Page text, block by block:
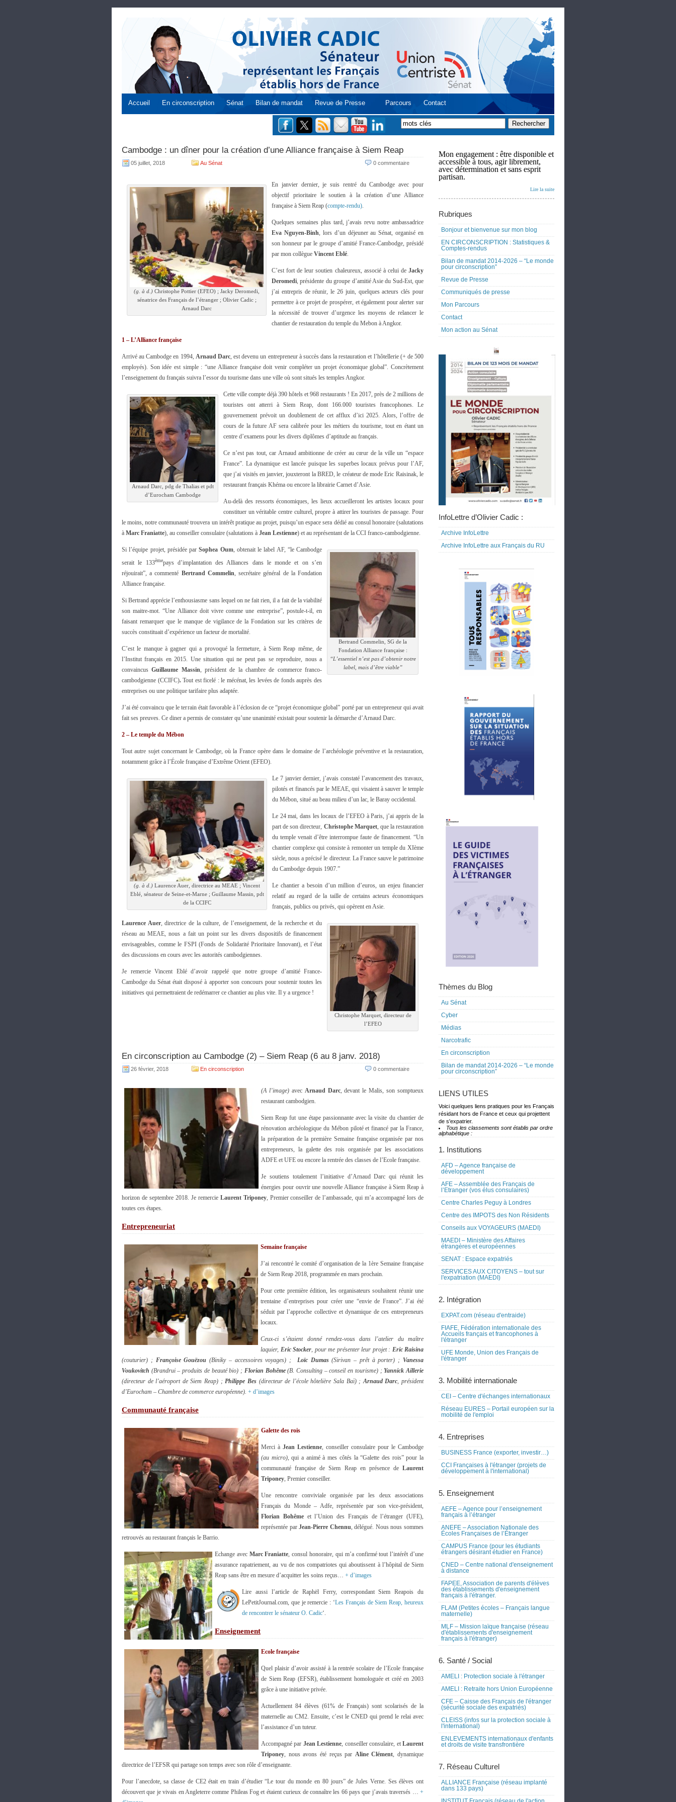
Accueil En circonscription Sénat Bilan de mandat Revue de Presse Parcours Contact
Cambodge : un dîner pour la création d’une Alliance française à Siem Reap
05 juillet, 2018 Au Sénat 0 commentaire
(g. à d.) Christophe Pottier (EFEO) ; Jacky Deromedi,
sénatrice des Français de l’étranger ; Olivier Cadic ;
Arnaud Darc
En janvier dernier, je suis rentré du Cambodge avec pour
objectif prioritaire le soutien à la création d’une Alliance
française à Siem Reap (compte-rendu).
Quelques semaines plus tard, j’avais revu notre ambassadrice
Eva Nguyen-Binh, lors d’un déjeuner au Sénat, organisé en
son honneur par le groupe d’amitié France-Cambodge, présidé
par mon collègue Vincent Eblé.
C’est fort de leur soutien chaleureux, associé à celui de Jacky
Deromedi, présidente du groupe d’amitié Asie du Sud-Est, que
j’ai entrepris de réunir, le 26 juin, quelques acteurs clés pour
permettre à ce projet de prospérer, et également pour alerter sur
la nécessité de trouver d’urgence les moyens de relancer le
chantier de restauration du temple du Mebon à Angkor.
1 – L’Alliance française
Arrivé au Cambodge en 1994, Arnaud Darc, est devenu un entrepreneur à succès dans la restauration et l’hôtellerie (+ de 500
employés). Son idée est simple : “une Alliance française doit venir compléter un projet économique global”. Concrètement
l’enseignement du français suivra l’essor du tourisme dans une ville où sont situés les temples Angkor.
Arnaud Darc, pdg de Thalias et pdt
d’Eurocham Cambodge
Cette ville compte déjà 390 hôtels et 968 restaurants ! En 2017, près de 2 millions de
touristes ont atterri à Siem Reap, dont 166.000 touristes francophones. Le
gouvernement prévoit un doublement de cet afflux d’ici 2025. Alors, l’offre de
cours de la future AF sera calibrée pour les métiers du tourisme, tout en étant un
centre d’examens pour les divers diplômes d’aptitude au français.
Ce n’est pas tout, car Arnaud ambitionne de créer au cœur de la ville un “espace
France”. La dynamique est lancée puisque les superbes locaux prévus pour l’AF,
que j’ai visités en janvier, jouxteront la BRED, le créateur de mode Eric Raisinak, le
restaurant français Khéma ou encore la librairie Carnet d’Asie.
Au-delà des ressorts économiques, les lieux accueilleront les artistes locaux pour
constituer un véritable centre culturel, propre à attirer les touristes de passage. Pour
le moins, notre communauté trouvera un intérêt pratique au projet, puisqu’un espace sera dédié au consul honoraire (salutations
à Marc Franiatte), au conseiller consulaire (salutations à Jean Lestienne) et au représentant de la CCI franco-cambodgienne.
Bertrand Commelin, SG de la
Fondation Alliance française :
“L’essentiel n’est pas d’obtenir notre
label, mais d’être viable”
Si l’équipe projet, présidée parSophea Oum, obtenait le label AF, “le Cambodge
serait le 133èmepays d’implantation des Alliances dans le monde et on s’en
réjouirait”, a commenté Bertrand Commelin, secrétaire général de la Fondation
Alliance française.
Si Bertrand apprécie l’enthousiasme sans lequel on ne fait rien, il a fait de la viabilité
son maitre-mot. “Une Alliance doit vivre comme une entreprise”, postule-t-il, en
faisant remarquer que le manque de vigilance de la Fondation sur les critères de
succès constituait d’expérience un facteur de mortalité.
C’est le manque à gagner qui a provoqué la fermeture, à Siem Reap même, de
l’Institut français en 2015. Une situation qui ne peut pas se reproduire, nous a
convaincusGuillaume Massin, président de la chambre de commerce franco-
cambodgienne (CCIFC).Tout est ficelé : le mécénat, les levées de fonds auprès des
entreprises ou une politique tarifaire plus adaptée.
J’ai été convaincu que le terrain était favorable à l’éclosion de ce “projet économique global” porté par un entrepreneur qui avait
fait ses preuves. Ce diner a permis de constater qu’une unanimité existait pour soutenir la démarche d’Arnaud Darc.
2 – Le temple du Mébon
Tout autre sujet concernant le Cambodge, où la France opère dans le domaine de l’archéologie préventive et la restauration,
notamment grâce à l’École française d’Extrême Orient (EFEO).
(g. à d.) Laurence Auer, directrice au MEAE ; Vincent
Eblé, sénateur de Seine-et-Marne ; Guillaume Massin, pdt
de la CCIFC
Le 7 janvier dernier, j’avais constaté l’avancement des travaux,
pilotés et financés par le MEAE, qui visaient à sauver le temple
du Mébon, situé au beau milieu d’un lac, le Baray occidental.
Le 24 mai, dans les locaux de l’EFEO à Paris, j’ai appris de la
part de son directeur, Christophe Marquet, que la restauration
du temple venait d’être interrompue faute de financement. “Un
chantier complexe qui consiste à remonter un temple du XIème
siècle, nous a précisé le directeur. La France sauve le patrimoine
du Cambodge depuis 1907.”
Le chantier a besoin d’un million d’euros, un enjeu financier
relatif au regard de la taille de certains acteurs économiques
français, publics ou privés, qui opèrent en Asie.
Christophe Marquet, directeur de
l’EFEO
Laurence Auer, directrice de la culture, de l’enseignement, de la recherche et du
réseau au MEAE, nous a fait un point sur les divers dispositifs de financement
envisageables, comme le FSPI (Fonds de Solidarité Prioritaire Innovant), et l’état
des discussions en cours avec les autorités cambodgiennes.
Je remercie Vincent Eblé d’avoir rappelé que notre groupe d’amitié France-
Cambodge du Sénat était disposé à apporter son concours pour soutenir toutes les
initiatives qui permettraient de redémarrer ce chantier au plus vite. Il y a urgence !
En circonscription au Cambodge (2) – Siem Reap (6 au 8 janv. 2018)
26 février, 2018 En circonscription 0 commentaire
(A l’image)avec Arnaud Darc, devant le Malis, son somptueux
restaurant cambodgien.
Siem Reap fut une étape passionnante avec la visite du chantier de
rénovation archéologique du Mébon piloté et financé par la France,
la préparation de la première Semaine française organisée par nos
entrepreneurs, la galette des rois organisée par les associations
ADFE et UFE ou encore la rentrée des classes de l’Ecole française.
Je soutiens totalement l’initiative d’Arnaud Darc qui réunit les
énergies pour ouvrir une nouvelle Alliance française à Siem Reap à
horizon de septembre 2018. Je remercie Laurent Triponey, Premier conseiller de l’ambassade, qui m’a accompagné lors de
toutes ces étapes.
Entrepreneuriat
Semaine française
J’ai rencontré le comité d’organisation de la 1ère Semaine française
de Siem Reap 2018, programmée en mars prochain.
Pour cette première édition, les organisateurs souhaitent réunir une
trentaine d’entreprises pour créer une “envie de France”. J’ai été
séduit par l’approche collective et dynamique de ces entrepreneurs
locaux.
Ceux-ci s’étaient donné rendez-vous dans l’atelier du maître
laquier, Eric Stocker, pour me présenter leur projet : Eric Raisina
(couturier) ; Françoise Gouëzou (Biniky – accessoires voyages) ; Loïc Dumas(Sirivan – prêt à porter) ;Vanessa
Voukovitch (Brandrui – produits de beauté bio) ; Florian Bohême(B. Consulting – conseil en tourisme) ;Yannick Aillerie
(directeur de l’aéroport de Siem Reap) ;Philippe Bes(directeur de l’école hôtelière Sala Baï) ;Arnaud Darc, président
d’Eurocham – Chambre de commerce européenne). + d’images
Communauté française
Galette des rois
Merci à Jean Lestienne, conseiller consulaire pour le Cambodge
(au micro), qui a animé à mes côtés la “Galette des rois” pour la
communauté française de Siem Reap en présence de Laurent
Triponey, Premier conseiller.
Une rencontre conviviale organisée par les deux associations
Français du Monde – Adfe, représentée par son vice-président,
Florian Bohêmeet l’Union des Français de l’étranger (UFE),
représentée parJean-Pierre Chennu, délégué. Nous nous sommes
retrouvés au restaurant français le Barrio.
Echange avec Marc Franiatte, consul honoraire, qui m’a confirmé tout l’intérêt d’une
assurance rapatriement, au vu de nos compatriotes qui aboutissent à l’hôpital de Siem
Reap sans être en mesure d’acquitter les soins reçus… + d’images
Lire aussi l’article de Raphël Ferry, correspondant Siem Reapois du
LePetitJournal.com, que je remercie : ‘Les Français de Siem Reap, heureux
de rencontrer le sénateur O. Cadic‘.
Enseignement
Ecole française
Quel plaisir d’avoir assisté à la rentrée scolaire de l’Ecole française
de Siem Reap (EFSR), établissement homologuée et créé en 2003
grâce à une initiative privée.
Actuellement 84 élèves (61% de Français) sont scolarisés de la
maternelle au CM2. Ensuite, c’est le CNED qui prend le relai avec
l’assistance d’un tuteur.
Accompagné par Jean Lestienne, conseiller consulaire, etLaurent
Triponey, nous avons été reçus par Aline Clément, dynamique
directrice de l’EFSR qui partage son temps avec son rôle d’enseignante.
Pour l’anecdote, sa classe de CE2 était en train d’étudier “Le tour du monde en 80 jours” de Jules Verne. Ses élèves ont
découvert que je vivais en Angleterre comme Phileas Fog et étaient curieux de connaître les 66 pays que j’avais traversés … +
Mon engagement : être disponible et
accessible à tous, agir librement,
avec détermination et sans esprit
partisan.
Lire la suite
Rubriques
Bonjour et bienvenue sur mon blog
EN CIRCONSCRIPTION : Statistiques &
Comptes-rendus
Bilan de mandat 2014-2026 – “Le monde
pour circonscription”
Revue de Presse
Communiqués de presse
Mon Parcours
Contact
Mon action au Sénat
InfoLettre d’Olivier Cadic :
Archive InfoLettre
Archive InfoLettre aux Français du RU
Thèmes du Blog
Au Sénat
Cyber
Médias
Narcotrafic
En circonscription
Bilan de mandat 2014-2026 – “Le monde
pour circonscription”
LIENS UTILES
Voici quelques liens pratiques pour les Français
résidant hors de France et ceux qui projettent
de s'expatrier.
Tous les classements sont établis par ordre
alphabétique :
1. Institutions
AFD – Agence française de
développement
AFE – Assemblée des Français de
l’Etranger (vos élus consulaires)
Centre Charles Peguy à Londres
Centre des IMPOTS des Non Résidents
Conseils aux VOYAGEURS (MAEDI)
MAEDI – Ministère des Affaires
étrangères et européennes
SENAT : Espace expatriés
SERVICES AUX CITOYENS – tout sur
l'expatriation (MAEDI)
2. Intégration
EXPAT.com (réseau d'entraide)
FIAFE, Fédération internationale des
Accueils français et francophones à
l'étranger
UFE Monde, Union des Français de
l'étranger
3. Mobilité internationale
CEI – Centre d'échanges internationaux
Réseau EURES – Portail européen sur la
mobilité de l'emploi
4. Entreprises
BUSINESS France (exporter, investir…)
CCI Françaises à l'étranger (projets de
développement à l'international)
5. Enseignement
AEFE – Agence pour l’enseignement
français à l’étranger
ANEFE – Association Nationale des
Écoles Françaises de l’Étranger
CAMPUS France (pour les étudiants
étrangers désirant étudier en France)
CNED – Centre national d'enseignement
à distance
FAPEE, Association de parents d'élèves
des établissements d'enseignement
français à l'étranger.
FLAM (Petites écoles – Français langue
maternelle)
MLF – Mission laïque française (réseau
d'établissements d'enseignement
français à l'étranger)
6. Santé / Social
AMELI : Protection sociale à l'étranger
AMELI : Retraite hors Union Européenne
CFE – Caisse des Français de l'étranger
(sécurité sociale des expatriés)
CLEISS (infos sur la protection sociale à
l'international)
ENLEVEMENTS internationaux d'enfants
et droits de visite transfrontière
7. Réseau Culturel
ALLIANCE Française (réseau implanté
dans 133 pays)